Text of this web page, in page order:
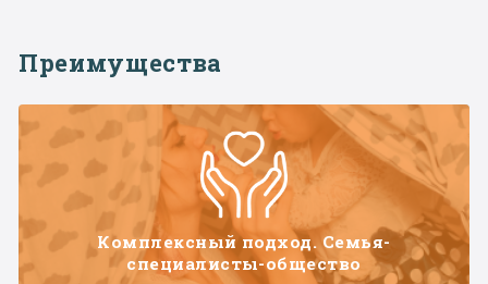
Преимущества
Комплексный подход. Семья-
специалисты-общество